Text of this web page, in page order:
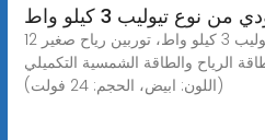
نوع تيوليب 3 كيلو واط
توربين رياح عمودي من نوع تيوليب 3 كيلو واط، توربين رياح صغير 12
طاقة الرياح والطاقة الشمسية التكميلي
(اللون: ابيض، الحجم: 24 فولت)